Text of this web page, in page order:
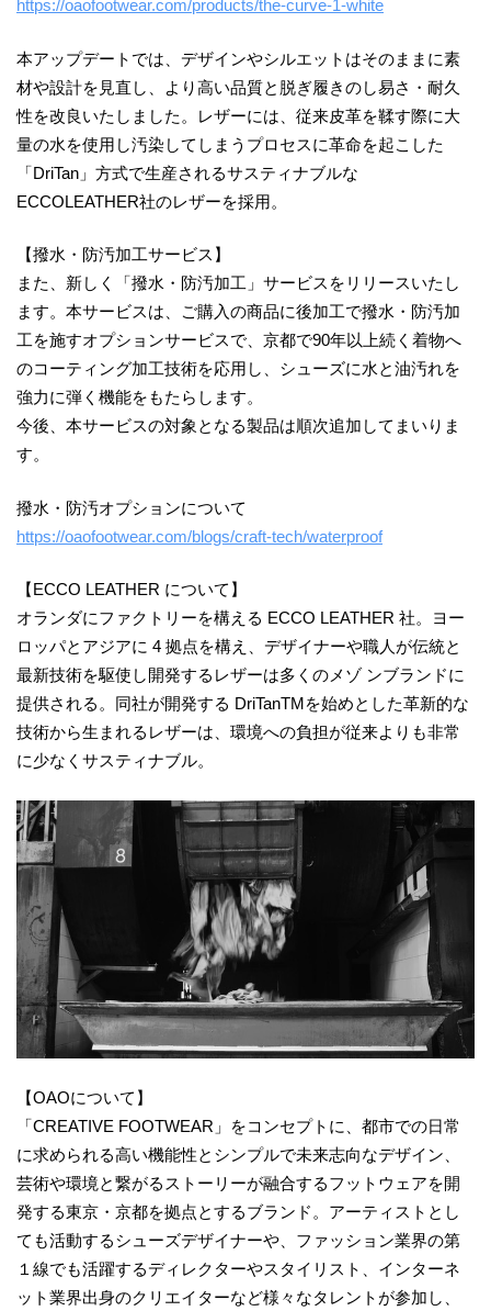
https://oaofootwear.com/products/the-curve-1-white
本アップデートでは、デザインやシルエットはそのままに素
材や設計を見直し、より高い品質と脱ぎ履きのし易さ・耐久
性を改良いたしました。レザーには、従来皮革を鞣す際に大
量の水を使用し汚染してしまうプロセスに革命を起こした
「DriTan」方式で生産されるサスティナブルな
ECCOLEATHER社のレザーを採用。
【撥水・防汚加工サービス】
また、新しく「撥水・防汚加工」サービスをリリースいたし
ます。本サービスは、ご購入の商品に後加工で撥水・防汚加
工を施すオプションサービスで、京都で90年以上続く着物へ
のコーティング加工技術を応用し、シューズに水と油汚れを
強力に弾く機能をもたらします。
今後、本サービスの対象となる製品は順次追加してまいりま
す。
撥水・防汚オプションについて
https://oaofootwear.com/blogs/craft-tech/waterproof
【ECCO LEATHER について】
オランダにファクトリーを構える ECCO LEATHER 社。ヨー
ロッパとアジアに 4 拠点を構え、デザイナーや職人が伝統と
最新技術を駆使し開発するレザーは多くのメゾ ンブランドに
提供される。同社が開発する DriTanTMを始めとした革新的な
技術から生まれるレザーは、環境への負担が従来よりも非常
に少なくサスティナブル。
【OAOについて】
「CREATIVE FOOTWEAR」をコンセプトに、都市での日常
に求められる高い機能性とシンプルで未来志向なデザイン、
芸術や環境と繋がるストーリーが融合するフットウェアを開
発する東京・京都を拠点とするブランド。アーティストとし
ても活動するシューズデザイナーや、ファッション業界の第
１線でも活躍するディレクターやスタイリスト、インターネ
ット業界出身のクリエイターなど様々なタレントが参加し、